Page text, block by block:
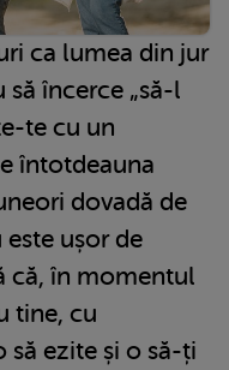
ca lumea din jur
să încerce „să-l
te cu un
întotdeauna
dovadă de
ușor de
că, în momentul
tine, cu
ezite și o să-ți